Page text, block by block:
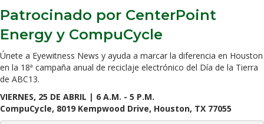
Patrocinado por CenterPoint
Energy y CompuCycle
Únete a Eyewitness News y ayuda a marcar la diferencia en Houston
en la 18ª campaña anual de reciclaje electrónico del Día de la Tierra
de ABC13.
VIERNES, 25 DE ABRIL | 6 A.M. - 5 P.M.
CompuCycle, 8019 Kempwood Drive, Houston, TX 77055